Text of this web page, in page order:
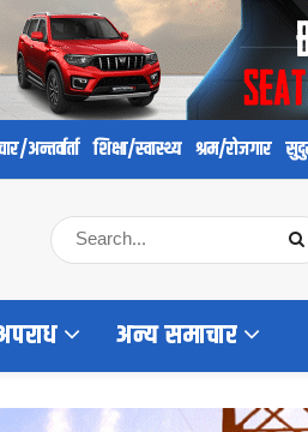
अन्तर्वार्ता शिक्षा/स्वास्थ्य श्रम/रोजगार
अन्य समाचार